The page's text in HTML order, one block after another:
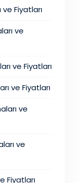
ve Fiyatları
ve
ve Fiyatları
ve Fiyatları
ve
ve
Fiyatları